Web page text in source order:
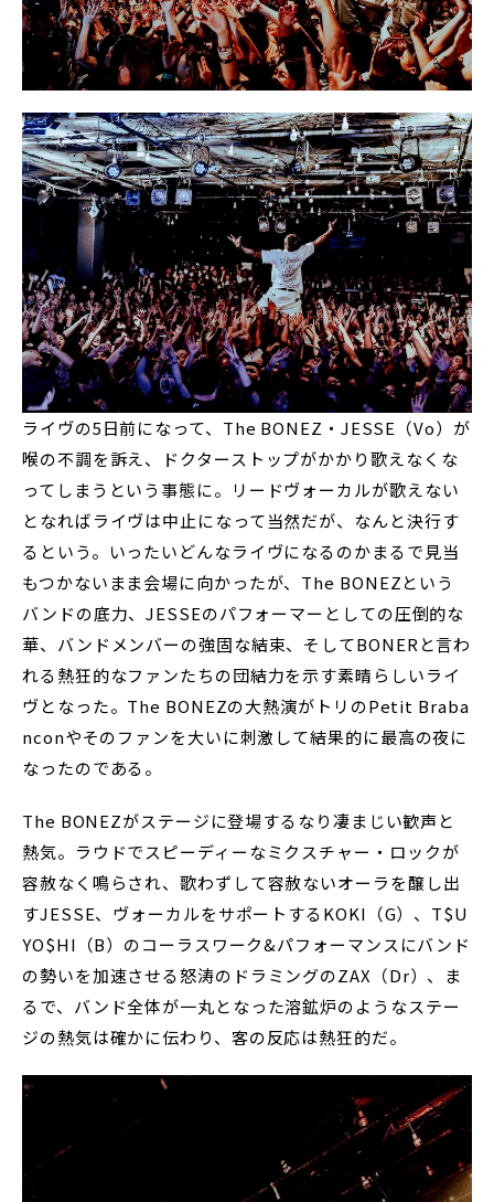
ライヴの5日前になって、The BONEZ・JESSE（Vo）が
喉の不調を訴え、ドクターストップがかかり歌えなくな
ってしまうという事態に。リードヴォーカルが歌えない
となればライヴは中止になって当然だが、なんと決行す
るという。いったいどんなライヴになるのかまるで見当
もつかないまま会場に向かったが、The BONEZという
バンドの底力、JESSEのパフォーマーとしての圧倒的な
華、バンドメンバーの強固な結束、そしてBONERと言わ
れる熱狂的なファンたちの団結力を示す素晴らしいライ
ヴとなった。The BONEZの大熱演がトリのPetit Braba
nconやそのファンを大いに刺激して結果的に最高の夜に
なったのである。
The BONEZがステージに登場するなり凄まじい歓声と
熱気。ラウドでスピーディーなミクスチャー・ロックが
容赦なく鳴らされ、歌わずして容赦ないオーラを醸し出
すJESSE、ヴォーカルをサポートするKOKI（G）、T$U
YO$HI（B）のコーラスワーク&パフォーマンスにバンド
の勢いを加速させる怒涛のドラミングのZAX（Dr）、ま
るで、バンド全体が一丸となった溶鉱炉のようなステー
ジの熱気は確かに伝わり、客の反応は熱狂的だ。